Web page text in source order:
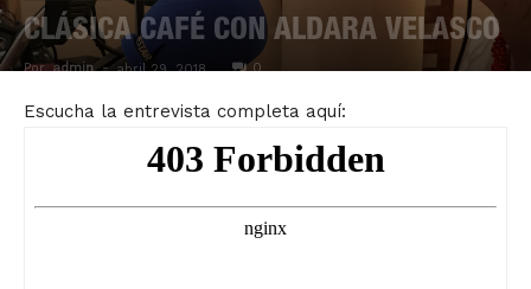
CLÁSICA CAFÉ CON ALDARA VELASCO
Por admin - abril 29, 2018 0
Escucha la entrevista completa aquí: